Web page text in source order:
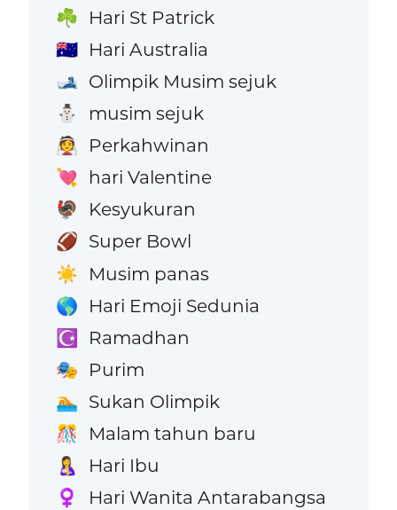
☘️ Hari St Patrick
🇦🇺 Hari Australia
🎿 Olimpik Musim sejuk
⛄ musim sejuk
👰 Perkahwinan
💘 hari Valentine
🦃 Kesyukuran
🏈 Super Bowl
☀️ Musim panas
🌎 Hari Emoji Sedunia
☪️ Ramadhan
🎭 Purim
🏊 Sukan Olimpik
🎊 Malam tahun baru
🤱 Hari Ibu
♀️ Hari Wanita Antarabangsa